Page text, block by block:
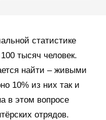
статистике
тысяч человек.
найти – живыми
10% из них так и
в этом вопросе
отрядов.